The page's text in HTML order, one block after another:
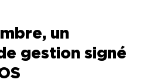
un
gestion signé